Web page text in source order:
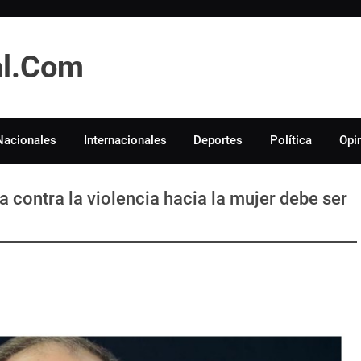
Internacionales Deportes Política
contra la violencia hacia la mujer debe ser